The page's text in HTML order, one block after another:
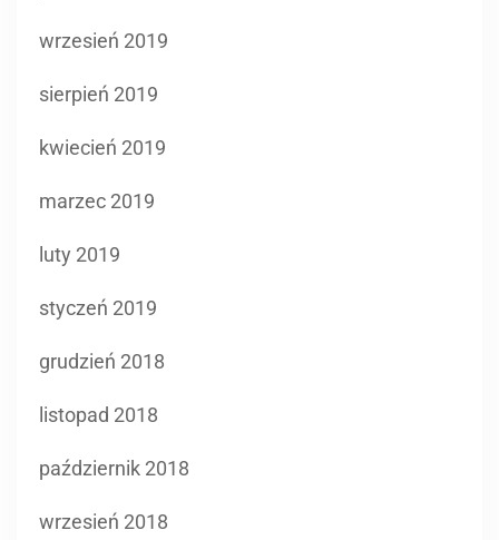
wrzesień 2019
sierpień 2019
kwiecień 2019
marzec 2019
luty 2019
styczeń 2019
grudzień 2018
listopad 2018
październik 2018
wrzesień 2018